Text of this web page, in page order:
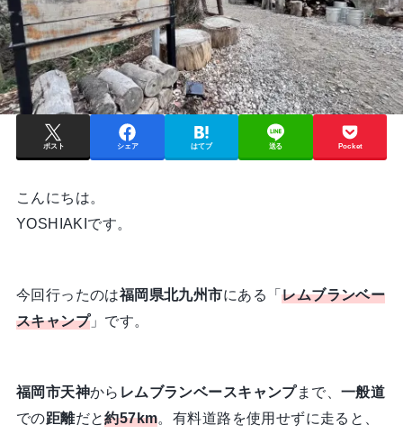
ポスト シェア はてブ 送る Pocket
こんにちは。
YOSHIAKIです。
今回行ったのは福岡県北九州市にある「レムブランベー
スキャンプ」です。
福岡市天神から レムブランベースキャンプまで、 一般道
での距離だと約57km。有料道路を使用せずに走ると、